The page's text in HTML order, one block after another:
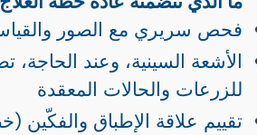
فحص سريري مع الصور
للزرعات والحالات المعقدة
تقييم علاقة الإطباق